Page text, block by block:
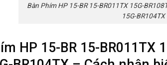
Bàn Phím HP 15-BR 15-BR011TX 15G-
15G-BR104TX
HP 15-BR 15-BR011TX